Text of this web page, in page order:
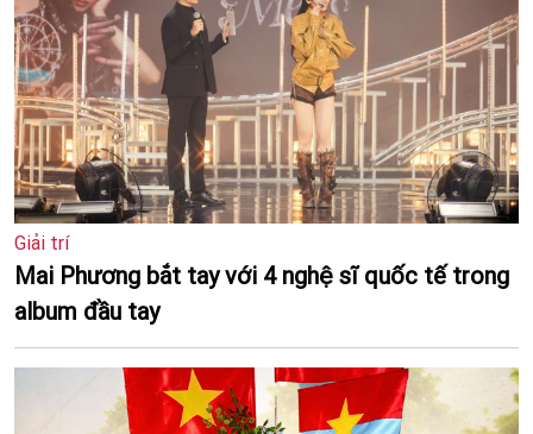
Giải trí
Mai Phương bắt tay với 4 nghệ sĩ quốc tế trong
album đầu tay